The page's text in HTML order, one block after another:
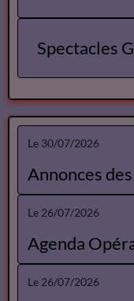
Spectacles
Le 30/07/2026
Annonces
Le 26/07/2026
Agenda
Le 26/07/2026